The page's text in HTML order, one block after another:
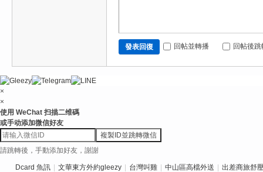
發表回復 回帖並轉播 回帖後
×
×
使用 WeChat 扫描二维碼
或手动添加微信好友
複製ID並跳轉微信
請跳轉後，手動添加好友，謝謝
Dcard 魚訊 文華東方外約gleezy 台灣叫雞 中山區高檔外送
出差商旅舒